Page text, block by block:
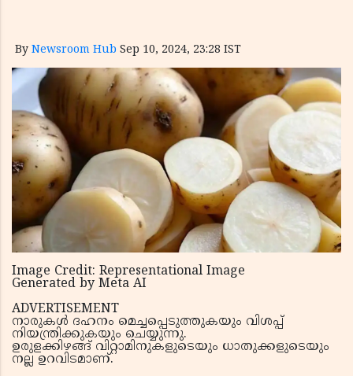
By Newsroom Hub Sep 10, 2024, 23:28 IST
Image Credit: Representational Image
Generated by Meta AI
ADVERTISEMENT
നാരുകൾ ദഹനം മെച്ചപ്പെടുത്തുകയും വിശപ്പ്
നിയന്ത്രിക്കുകയും ചെയ്യുന്നു.
ഉരുളക്കിഴങ്ങ് വിറ്റാമിനുകളുടെയും ധാതുക്കളുടെയും
നല്ല ഉറവിടമാണ്.